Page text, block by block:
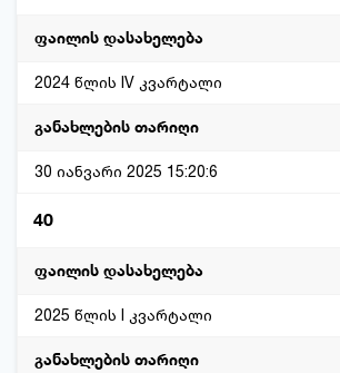
2024 წლის IV კვარტალი
30 იანვარი 2025 15:20:6
40
2025 წლის I კვარტალი